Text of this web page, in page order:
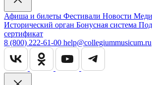
Афиша и билеты Фестивали Новости
Исторический орган Бонусная система
сертификат
8 (800) 222-61-00 help@collegiummusicum.ru